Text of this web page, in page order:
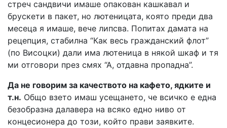
стреч сандвичи имаше опакован кашкавал и
брускети в пакет, но лютеницата, която преди два
месеца я имаше, вече липсва. Попитах дамата на
рецепция, стабилна “Как весь гражданский флот”
(по Висоцки) дали има лютеница в някой шкаф и тя
ми отговори през смях “А, отдавна пропадна”.
Да не говорим за качеството на кафето, ядките и
т.н. Общо взето имаш усещането, че всичко е една
безобразна далавера на всяко едно ниво от
концесионера до този, който прави заявките.